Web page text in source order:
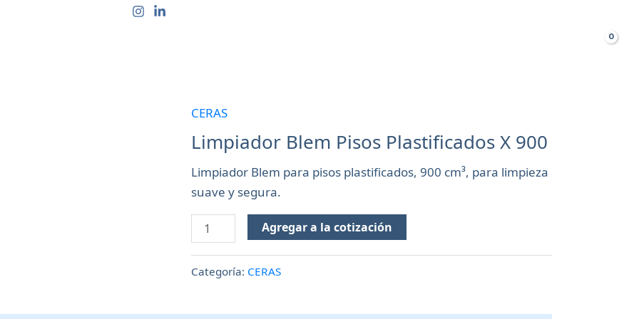
CERAS
Limpiador Blem Pisos Plastificados X 900
Limpiador Blem para pisos plastificados, 900 cm³, para limpieza
suave y segura.
Limpiador
Blem
Plastificados
X
900
cantidad
Agregar a la cotización
Categoría: CERAS